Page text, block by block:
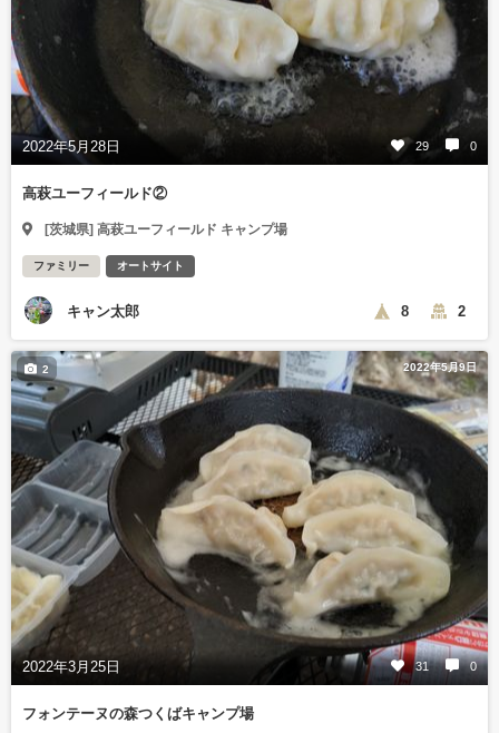
2022年5月28日 29 0
高萩ユーフィールド②
[茨城県] 高萩ユーフィールド キャンプ場
ファミリー オートサイト
キャン太郎 8 2
2022年5月9日
2022年3月25日 31 0
2
フォンテーヌの森つくばキャンプ場